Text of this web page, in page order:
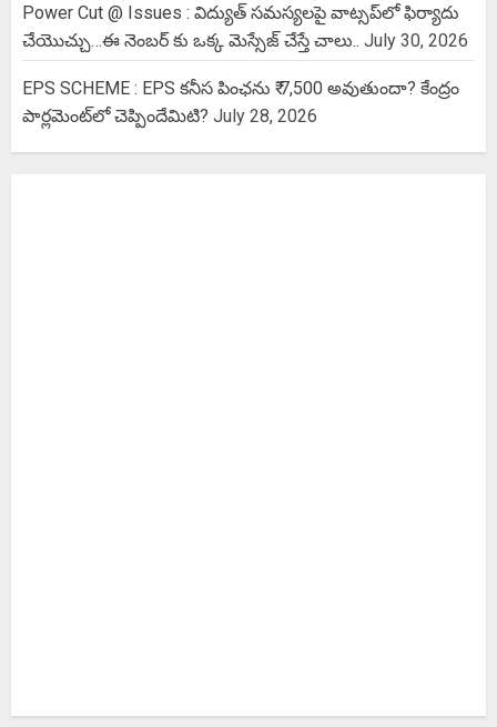
Power Cut @ Issues : విద్యుత్ సమస్యలపై వాట్సప్‌లో ఫిర్యాదు
చేయొచ్చు…ఈ నెంబర్ కు ఒక్క మెస్సేజ్ చేస్తే చాలు.. July 30, 2026
EPS SCHEME : EPS కనీస పింఛను ₹ 7,500 అవుతుందా? కేంద్రం
పార్లమెంట్‌లో చెప్పిందేమిటి? July 28, 2026